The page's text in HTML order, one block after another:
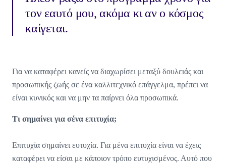
τον εαυτό μου, ακόμα κι αν ο κόσμος
καίγεται.
Για να καταφέρει κανείς να διαχωρίσει μεταξύ δουλειάς και
προσωπικής ζωής σε ένα καλλιτεχνικό επάγγελμα, πρέπει να
είναι κυνικός και να μην τα παίρνει όλα προσωπικά.
Τι σημαίνει για σένα επιτυχία;
Επιτυχία σημαίνει ευτυχία. Για μένα επιτυχία είναι να έχεις
καταφέρει να είσαι με κάποιον τρόπο ευτυχισμένος. Αυτό που